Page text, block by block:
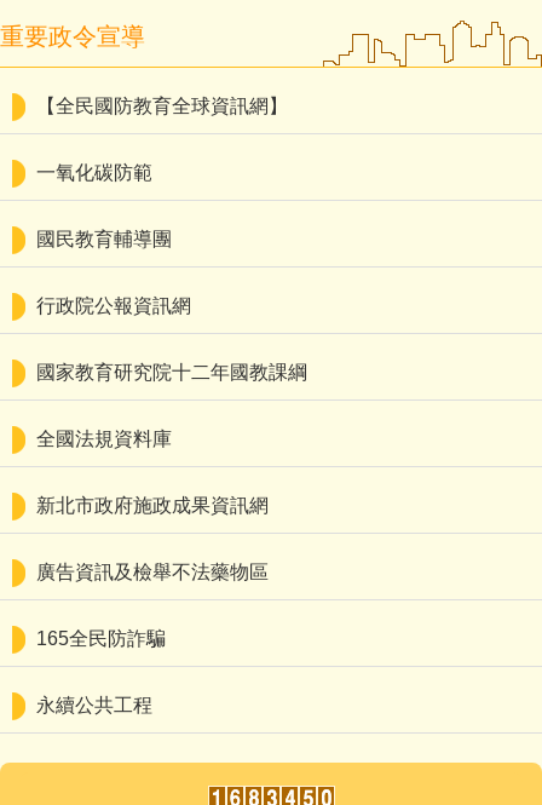
環境教育成果
家庭教育成果
附設幼兒園
校園食材登錄平臺
附設幼兒園活動Facebook連結
重要政令宣導
【全民國防教育全球資訊網】
一氧化碳防範
國民教育輔導團
行政院公報資訊網
國家教育研究院十二年國教課綱
全國法規資料庫
新北市政府施政成果資訊網
廣告資訊及檢舉不法藥物區
165全民防詐騙
永續公共工程